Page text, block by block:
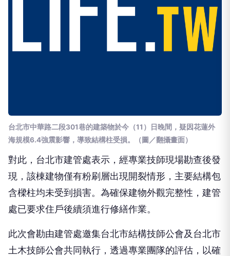
台北市中華路二段301巷的建築物於今（11）日晚間，疑因花蓮外
海規模6.4強震影響，導致結構柱受損。（圖／翻攝畫面）
對此，台北市建管處表示，經專業技師現場勘查後發
現，該棟建物僅有粉刷層出現開裂情形，主要結構包
含樑柱均未受到損害。為確保建物外觀完整性，建管
處已要求住戶後續須進行修繕作業。
此次會勘由建管處邀集台北市結構技師公會及台北市
土木技師公會共同執行，透過專業團隊的評估，以確